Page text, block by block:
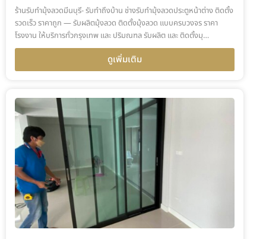
ร้านรับทำมุ้งลวดมีนบุรี- รับทำถึงบ้าน ช่างรับทำมุ้งลวดประตูหน้าต่าง ติดตั้ง
รวดเร็ว ราคาถูก — รับผลิตมุ้งลวด ติดตั้งมุ้งลวด แบบครบวงจร ราคา
โรงงาน ให้บริการทั่วกรุงเทพ และ ปริมณฑล รับผลิต และ ติดตั้งมุ…
ดูเพิ่มเติม